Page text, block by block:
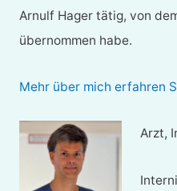
Arnulf Hager tätig, von
übernommen habe.
Mehr über mich erfahren
Arzt,